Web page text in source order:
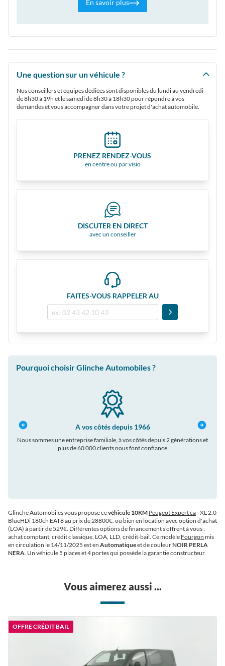
En savoir plus
Une question sur un véhicule ?
Nos conseillers et équipes dédiées sont disponibles du lundi au vendredi
de 8h30 à 19h et le samedi de 8h30 à 18h30 pour répondre à vos
demandes et vous accompagner dans votre projet d'achat automobile.
PRENEZ RENDEZ-VOUS
en centre ou par visio
DISCUTER EN DIRECT
avec un conseiller
FAITES-VOUS RAPPELER AU
Pourquoi choisir Glinche Automobiles ?
A vos côtés depuis 1966
Nous sommes une entreprise familiale, à vos côtés depuis 2 générations et
plus de 60 000 clients nous font confiance
Glinche Automobiles vous propose cevéhicule 10KM Peugeot Expert ca- XL 2.0
BlueHDi 180ch EAT8 au prix de 28800€, ou bien en location avec option d'achat
(LOA) à partir de 529€. Différentes options de financement s'offrent à vous :
achat comptant, crédit classique, LOA, LLD, crédit-bail. Ce modèle Fourgon mis
en circulation le 14/11/2025 est en Automatiqueet de couleurNOIR PERLA
NERA. Un véhicule 5 places et 4 portes qui possède la garantie constructeur.
Vous aimerez aussi ...
OFFRE CRÉDIT BAIL